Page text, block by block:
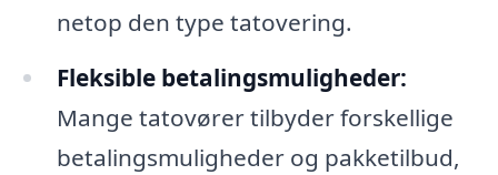
netop den type tatovering.
Fleksible betalingsmuligheder:
Mange tatovører tilbyder forskellige
betalingsmuligheder og pakketilbud,